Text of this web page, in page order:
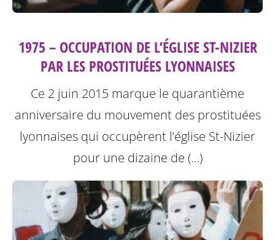
1975 – OCCUPATION DE L’ÉGLISE ST-NIZIER
PAR LES PROSTITUÉES LYONNAISES
Ce 2 juin 2015 marque le quarantième
anniversaire du mouvement des prostituées
lyonnaises qui occupèrent l’église St-Nizier
pour une dizaine de (…)